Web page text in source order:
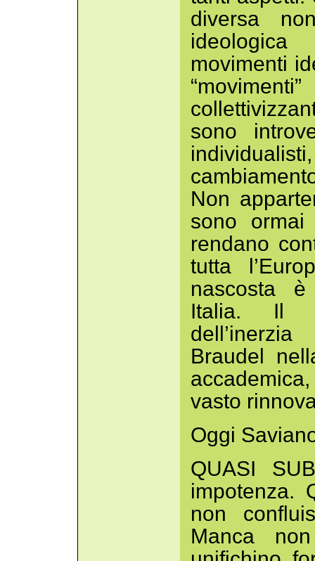
diversa
movimenti
sono
Non
sono
rendano
tutta
nascosta
Italia. Il
Braudel
vasto
Oggi
QUASI
impotenza.
non
Manca